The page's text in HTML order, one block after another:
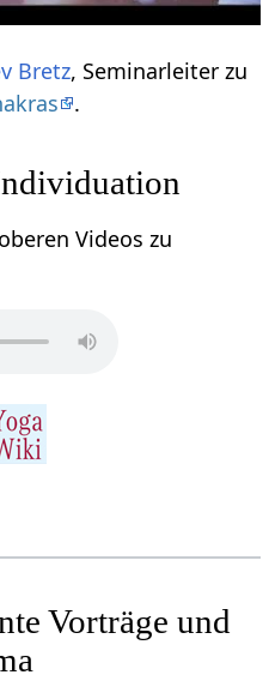
Bretz, Seminarleiter zu
.
Videos zu
Vorträge und